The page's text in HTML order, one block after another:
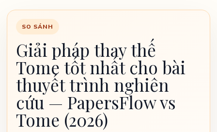
SO SÁNH
Giải pháp thay thế
Tome tốt nhất cho bài
thuyết trình nghiên
cứu — PapersFlow vs
Tome (2026)